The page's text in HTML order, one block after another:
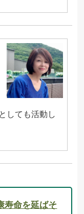
しても活動し
寿命を延ばそ